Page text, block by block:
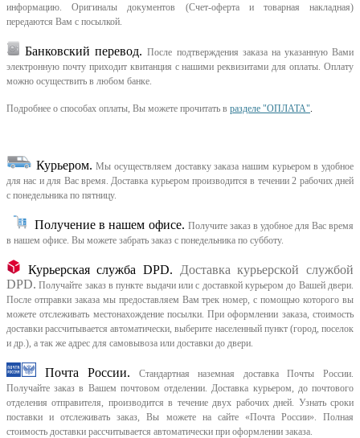
информацию. Оригиналы документов (Счет-оферта и товарная накладная)
передаются Вам с посылкой.
Банковский перевод. После подтверждения заказа на указанную Вами
электронную почту приходит квитанция с нашими реквизитами для оплаты. Оплату
можно осуществить в любом банке.
Подробнее о способах оплаты, Вы можете прочитать в разделе "ОПЛАТА"
Курьером. Мы осуществляем доставку заказа нашим курьером в удобное
для нас и для Вас время. Доставка курьером производится в течении 2 рабочих дней
с понедельника по пятницу.
Получение в нашем офисе. Получите заказ в удобное для Вас время
в нашем офисе. Вы можете забрать заказ с понедельника по субботу.
Курьерская служба DPD.
Доставка курьерской службой
DPD. Получайте заказ в пункте выдачи или с доставкой курьером до Вашей двери.
После отправки заказа мы предоставляем Вам трек номер, с помощью которого вы
можете отслеживать местонахождение посылки. При оформлении заказа, стоимость
доставки рассчитывается автоматически, выберите населенный пункт (город, поселок
и др.), а так же адрес для самовывоза или доставки до двери.
Почта России.
Стандартная наземная доставка Почты России.
Получайте заказ в Вашем почтовом отделении. Доставка курьером, до почтового
отделения отправителя, производится в течение двух рабочих дней. Узнать сроки
поставки и отслеживать заказ, Вы можете на сайте «Почта России». Полная
стоимость доставки рассчитывается автоматически при оформлении заказа.